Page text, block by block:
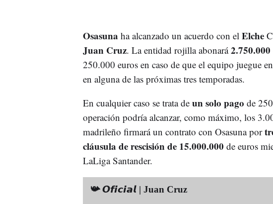
Osasuna ha alcanzado un acuerdo con el Elche
Juan Cruz. La entidad rojilla abonará2.750.000
250.000 euros en caso de que el equipo juegue
en alguna de las próximas tres temporadas.
En cualquier caso se trata de un solo pago de
operación podría alcanzar, como máximo, los
madrileño firmará un contrato con Osasuna por
cláusula de rescisión de 15.000.000 de euros
LaLiga Santander.
📯 𝙊𝙛𝙞𝙘𝙞𝙖𝙡 | Juan Cruz